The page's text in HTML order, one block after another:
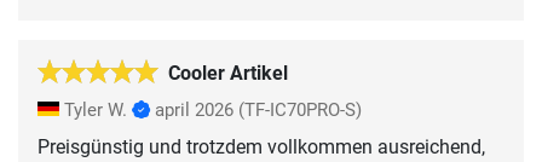
Cooler Artikel
Tyler W. april 2026 (TF-IC70PRO-S)
Preisgünstig und trotzdem vollkommen ausreichend,